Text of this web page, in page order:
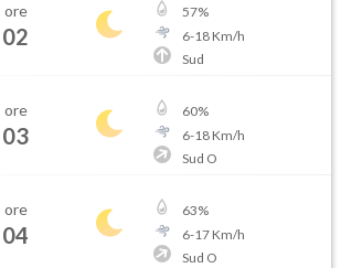
ore
02
57%
6-18Km/h
Sud
ore
03
60%
6-18Km/h
Sud O
ore
04
63%
6-17Km/h
Sud O